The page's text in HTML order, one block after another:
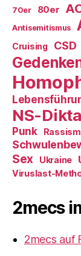
70er 80er
Antisemitismus
Cruising CSD
NS-
Punk
Sex Ukraine
Viruslast-
2mecs
2mecs auf